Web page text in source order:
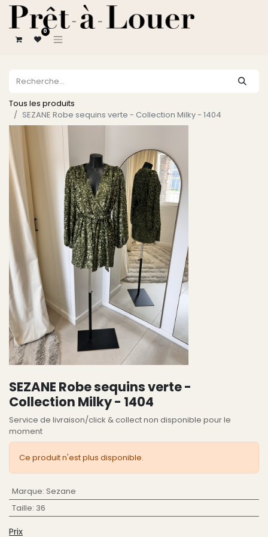
0
Tous les produits
SEZANE Robe sequins verte - Collection Milky - 1404
SEZANE Robe sequins verte -
Collection Milky - 1404
Service de livraison/click & collect non disponible pour le
moment
Ce produit n'est plus disponible.
Marque: Sezane
Taille: 36
Prix